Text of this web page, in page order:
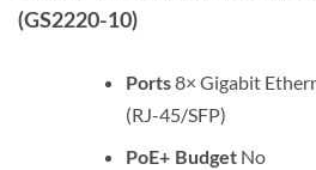
(GS2220-10)
Ports8× Gigabit
(RJ-45/SFP)
PoE+ BudgetNo